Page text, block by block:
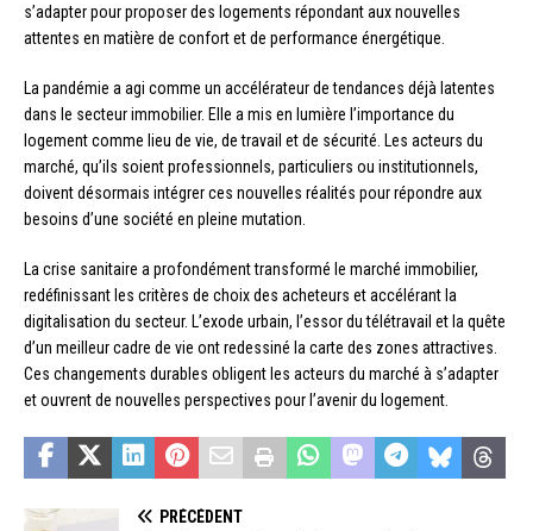
s’adapter pour proposer des logements répondant aux nouvelles
attentes en matière de confort et de performance énergétique.
La pandémie a agi comme un accélérateur de tendances déjà latentes
dans le secteur immobilier. Elle a mis en lumière l’importance du
logement comme lieu de vie, de travail et de sécurité. Les acteurs du
marché, qu’ils soient professionnels, particuliers ou institutionnels,
doivent désormais intégrer ces nouvelles réalités pour répondre aux
besoins d’une société en pleine mutation.
La crise sanitaire a profondément transformé le marché immobilier,
redéfinissant les critères de choix des acheteurs et accélérant la
digitalisation du secteur. L’exode urbain, l’essor du télétravail et la quête
d’un meilleur cadre de vie ont redessiné la carte des zones attractives.
Ces changements durables obligent les acteurs du marché à s’adapter
et ouvrent de nouvelles perspectives pour l’avenir du logement.
PRÉCÉDENT